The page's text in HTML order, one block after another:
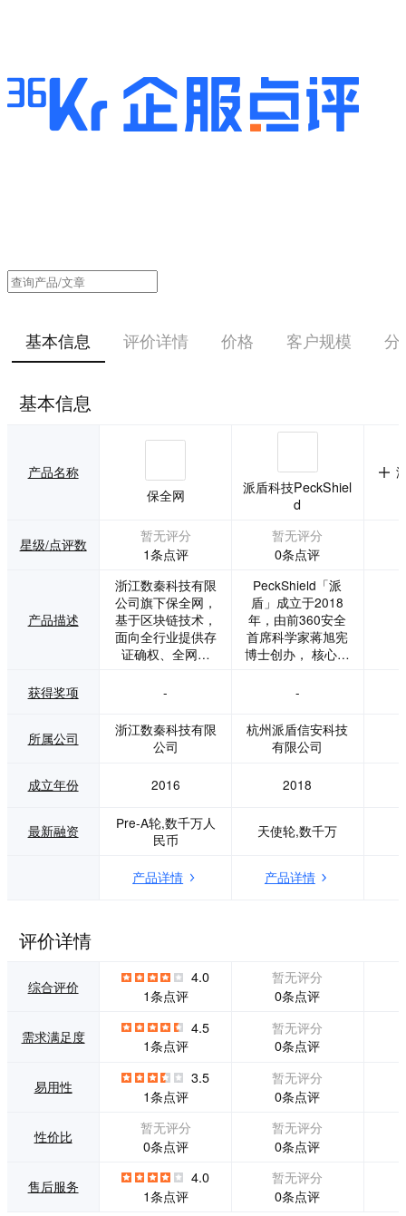
基本信息 评价详情 价格 客户规模 分
基本信息
产品名称
保全网
派盾科技PeckShiel
d
星级/点评数
暂无评分
1条点评
暂无评分
0条点评
产品描述
浙江数秦科技有限
公司旗下保全网，
基于区块链技术，
面向全行业提供存
证确权、全网监
提供数据权益一站
式解决方案。 保全
网区块链电子数据
法鉴定机构、公证
18年6月28日，保
全网作为“全国区块
家技术支持方，所
方式。
PeckShield「派
盾」成⽴于2018
年，由前360安全
首席科学家蒋旭宪
博士创办， 核心团
商， 团队成员多次
原创发现底层核心
安全漏洞获得各大
ckShield「派盾」
块链生态的头部安
全公司，基于安全
码分析、操作系
据监测， AML 反洗
钱等安全与数据综
覆盖区块链生态安
全的各个环节。 Pe
ckShield 团队因多
个关键安全漏洞发
现而广受业内关
注，被 etherscan.i
o 纳入智能合约安
全审计推荐名单，
同时跻身「以太坊
赏金猎人」全球排
名 Top 3。
获得奖项 - -
所属公司
浙江数秦科技有限
公司
杭州派盾信安科技
有限公司
成立年份 2016 2018
最新融资
Pre-A轮,数千万人
民币
天使轮,数千万
产品详情 产品详情
评价详情
综合评价
4.0
1条点评
暂无评分
0条点评
需求满足度
4.5
1条点评
暂无评分
0条点评
易用性
3.5
1条点评
暂无评分
0条点评
性价比
暂无评分
0条点评
暂无评分
0条点评
售后服务
4.0
1条点评
暂无评分
0条点评